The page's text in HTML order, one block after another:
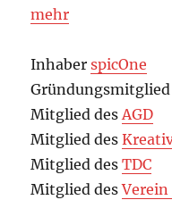
mehr
InhaberspicOne
Gründungsmitglied
Mitglied desAGD
Mitglied des
Mitglied desTDC
Mitglied desVerein